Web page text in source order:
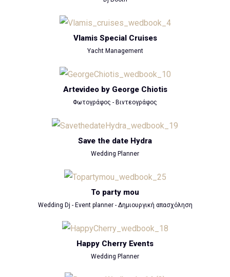
Vlamis Special Cruises
Yacht Management
Artevideo by George Chiotis
Φωτογράφος - Βιντεογράφος
Save the date Hydra
Wedding Planner
To party mou
Wedding Dj - Event planner - Δημιουργική απασχόληση
Happy Cherry Events
Wedding Planner